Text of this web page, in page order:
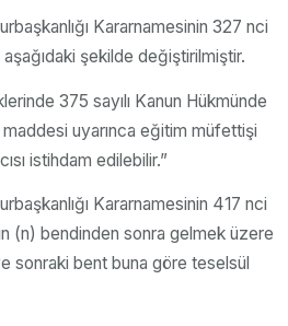
Kararnamesinin 327 nci
şekilde değiştirilmiştir.
375 sayılı Kanun Hükmünde
uyarınca eğitim müfettişi
istihdam edilebilir.”
Kararnamesinin 417 nci
(n) bendinden sonra gelmek üzere
sonraki bent buna göre teselsül